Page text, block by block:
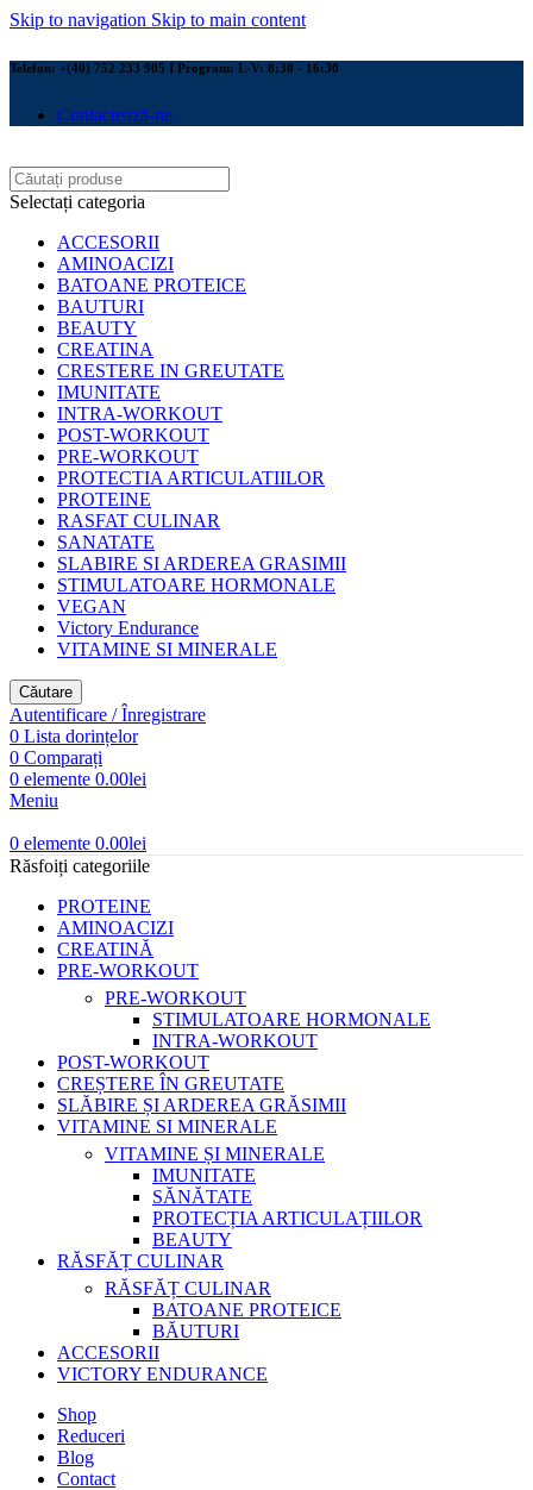
Skip to navigation Skip to main content
Telefon: +(40) 752 233 905 I Program: L-V: 8:30 - 16:30
Contactează-ne
Selectați categoria
ACCESORII
AMINOACIZI
BATOANE PROTEICE
BAUTURI
BEAUTY
CREATINA
CRESTERE IN GREUTATE
IMUNITATE
INTRA-WORKOUT
POST-WORKOUT
PRE-WORKOUT
PROTECTIA ARTICULATIILOR
PROTEINE
RASFAT CULINAR
SANATATE
SLABIRE SI ARDEREA GRASIMII
STIMULATOARE HORMONALE
VEGAN
Victory Endurance
VITAMINE SI MINERALE
Căutare
Autentificare / Înregistrare
0 Lista dorințelor
0 Comparați
0 elemente 0.00lei
Meniu
0 elemente 0.00lei
Răsfoiți categoriile
PROTEINE
AMINOACIZI
CREATINĂ
PRE-WORKOUT
PRE-WORKOUT
STIMULATOARE HORMONALE
INTRA-WORKOUT
POST-WORKOUT
CREȘTERE ÎN GREUTATE
SLĂBIRE ȘI ARDEREA GRĂSIMII
VITAMINE SI MINERALE
VITAMINE ȘI MINERALE
IMUNITATE
SĂNĂTATE
PROTECȚIA ARTICULAȚIILOR
BEAUTY
RĂSFĂȚ CULINAR
RĂSFĂȚ CULINAR
BATOANE PROTEICE
BĂUTURI
ACCESORII
VICTORY ENDURANCE
Shop
Reduceri
Blog
Contact